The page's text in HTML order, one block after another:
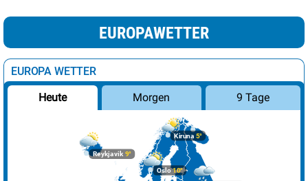
EUROPAWETTER
EUROPA WETTER
Heute Morgen 9 Tage
Reykjavik 9°
Kiruna 5°
Oslo10°